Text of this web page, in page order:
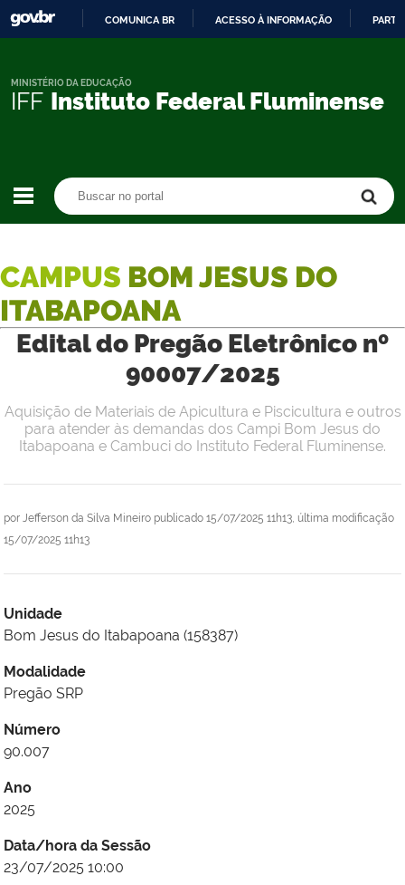
CONTEÚDO
COMUNICA BR ACESSO À INFORMAÇÃO
IFF Instituto Federal Fluminense
MINISTÉRIO DA EDUCAÇÃO
CAMPUS BOM JESUS DO
ITABAPOANA
Edital do Pregão Eletrônico nº
90007/2025
por Jefferson da Silva Mineiro publicado 15/07/2025 11h13, última modificação
15/07/2025 11h13
Aquisição de Materiais de Apicultura e Piscicultura e outros
para atender às demandas dos Campi Bom Jesus do
Itabapoana e Cambuci do Instituto Federal Fluminense.
Unidade
Bom Jesus do Itabapoana (158387)
Modalidade
Pregão SRP
Número
90.007
Ano
2025
Data/hora da Sessão
23/07/2025 10:00